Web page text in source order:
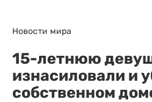
Новости мира
15-летнюю
изнасиловали и
собственном